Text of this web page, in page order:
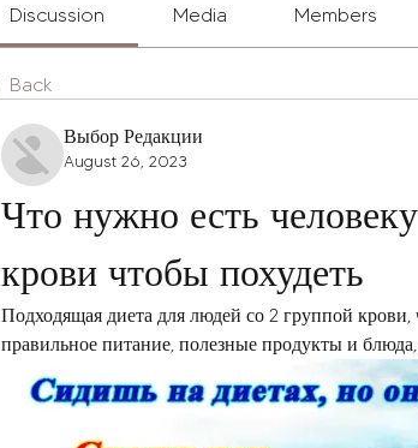
Discussion Media Members
Back
Выбор Редакции
August 26, 2023
Что нужно есть
крови чтобы похудеть
Подходящая диета для людей со 2 группой крови,
правильное питание, полезные продукты и